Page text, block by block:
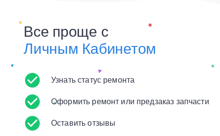
Все проще с
Личным Кабинетом
Узнать статус ремонта
Оформить ремонт или предзаказ запчасти
Оставить отзывы